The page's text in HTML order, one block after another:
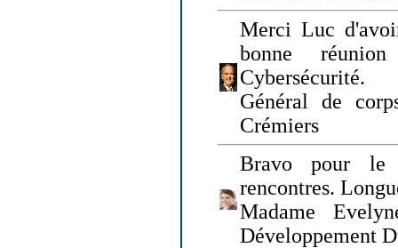
Merci Luc
bonne
Cybersécurité.
Général de
Crémiers
Bravo pour le
rencontres.
Madame
Développement